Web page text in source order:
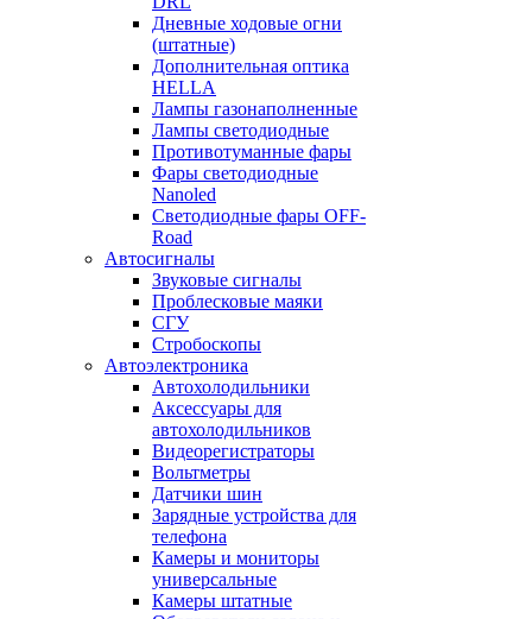
Дневные ходовые огни
(штатные)
Дополнительная оптика
HELLA
Лампы газонаполненные
Лампы светодиодные
Противотуманные фары
Фары светодиодные
Nanoled
Светодиодные фары OFF-
Road
Автосигналы
Звуковые сигналы
Проблесковые маяки
СГУ
Стробоскопы
Автоэлектроника
Автохолодильники
Аксессуары для
автохолодильников
Видеорегистраторы
Вольтметры
Датчики шин
Зарядные устройства для
телефона
Камеры и мониторы
универсальные
Камеры штатные